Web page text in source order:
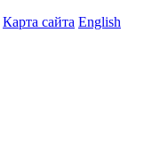
Карта сайта English